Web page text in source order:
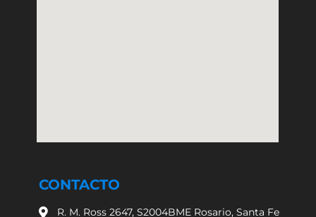
CONTACTO
R. M. Ross 2647, S2004BME Rosario, Santa Fe